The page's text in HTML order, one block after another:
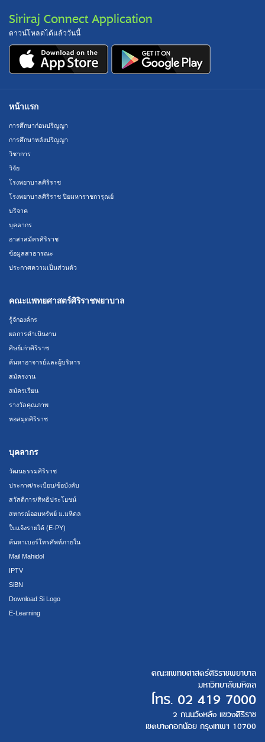
Siriraj Connect Application
ดาวน์โหลดได้แล้ววันนี้
หน้าแรก
การศึกษาก่อนปริญญา
การศึกษาหลังปริญญา
วิชาการ
วิจัย
โรงพยาบาลศิริราช
โรงพยาบาลศิริราช ปิยมหาราชการุณย์
บริจาค
บุคลากร
อาสาสมัครศิริราช
ข้อมูลสาธารณะ
ประกาศความเป็นส่วนตัว
คณะแพทยศาสตร์ศิริราชพยาบาล
รู้จักองค์กร
ผลการดำเนินงาน
ศิษย์เก่าศิริราช
ค้นหาอาจารย์และผู้บริหาร
สมัครงาน
สมัครเรียน
รางวัลคุณภาพ
หอสมุดศิริราช
บุคลากร
วัฒนธรรมศิริราช
ประกาศ/ระเบียบ/ข้อบังคับ
สวัสดิการ/สิทธิประโยชน์
สหกรณ์ออมทรัพย์ ม.มหิดล
ใบแจ้งรายได้ (E-PY)
ค้นหาเบอร์โทรศัพท์ภายใน
Mail Mahidol
IPTV
SiBN
Download Si Logo
E-Learning
คณะแพทยศาสตร์ศิริราชพยาบาล
มหาวิทยาลัยมหิดล
โทร. 02 419 7000
2 ถนนวังหลัง แขวงศิริราช
เขตบางกอกน้อย กรุงเทพฯ 10700